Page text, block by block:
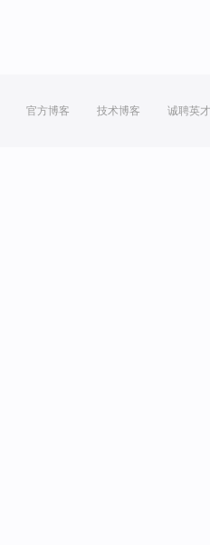
官方博客 技术博客 诚聘英才